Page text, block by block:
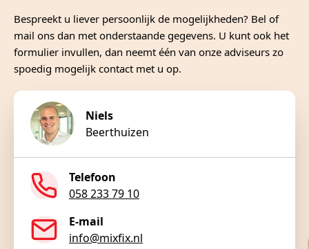
Bespreekt u liever persoonlijk de mogelijkheden? Bel of
mail ons dan met onderstaande gegevens. U kunt ook het
formulier invullen, dan neemt één van onze adviseurs zo
spoedig mogelijk contact met u op.
Niels
Beerthuizen
Telefoon
058 233 79 10
E-mail
info@mixfix.nl